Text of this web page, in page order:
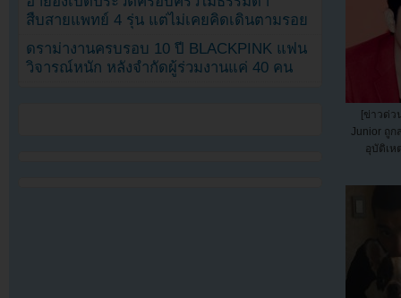
[ข่าวด่ว
Junior ถูก
อุบัติเห
สืบสายแพทย์ 4 รุ่น แต่ไม่เคยคิดเดินตามรอย
ดราม่างานครบรอบ 10 ปี BLACKPINK แฟน
วิจารณ์หนัก หลังจำกัดผู้ร่วมงานแค่ 40 คน